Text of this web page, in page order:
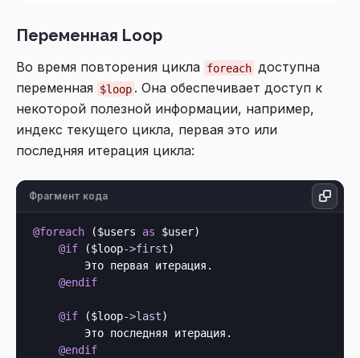
Переменная Loop
Во время повторения цикла foreach доступна
переменная $loop . Она обеспечивает доступ к
некоторой полезной информации, например,
индекс текущего цикла, первая это или
последняя итерация цикла:
Фрагмент кода
@foreach ($users as $user)
@if ($loop->first)
        Это первая итерация.
@endif
@if ($loop->last)
        Это последняя итерация.
@endif